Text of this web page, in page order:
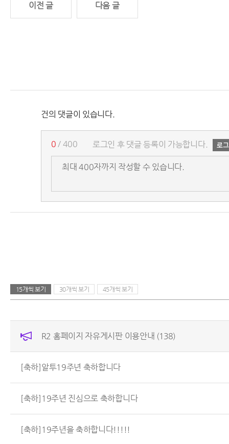
이전 글 다음 글
건의 댓글이 있습니다.
로그인 후 댓글 등록이 가능합니다.
0 / 400
15개씩 보기 30개씩 보기 45개씩 보기
R2 홈페이지 자유게시판 이용안내 (138)
[축하]알투19주년 축하합니다
[축하]19주년 진심으로 축하합니다
[축하]19주년을 축하합니다!!!!!